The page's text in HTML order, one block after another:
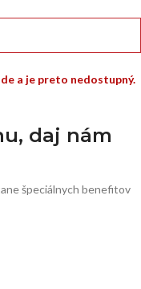
a je preto nedostupný.
daj nám
špeciálnych benefitov